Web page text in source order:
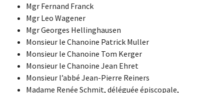
Mgr Fernand Franck
Mgr Leo Wagener
Mgr Georges Hellinghausen
Monsieur le Chanoine Patrick Muller
Monsieur le Chanoine Tom Kerger
Monsieur le Chanoine Jean Ehret
Monsieur l’abbé Jean-Pierre Reiners
Madame Renée Schmit, déléguée épiscopale,